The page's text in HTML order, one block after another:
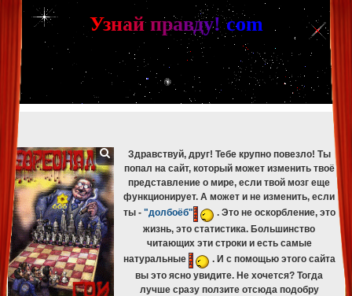
[phpBB Debug] PHP Warning : in file [ROOT]/phpbb/db/driver/mysqli.php
mysqli_fetch_assoc(): Couldn't fetch mysqli_result
[phpBB Debug] PHP Warning: in file[ROOT]/phpbb/db/driver/mysqli.php 329
mysqli_free_result(): Couldn't fetch mysqli_result
[phpBB Debug] PHP Warning
[ROOT]/phpbb/db/driver/mysqli.php on line 265
mysqli_fetch_assoc(): Couldn't fetch mysqli_result
[phpBB Debug] PHP Warning
: in file [ROOT]/phpbb/db/driver/mysqli.php on line329
mysqli_free_result(): Couldn't fetch mysqli_result
[phpBB Debug] PHP Warning: in file [ROOT]/phpbb/db/driver/mysqli.php on line 265
mysqli_fetch_assoc(): Couldn't fetch mysqli_result
[phpBB Debug] PHP Warning
[ROOT]/phpbb/db/driver/mysqli.php on line329:
mysqli_free_result(): Couldn't fetch mysqli_result
Узнай правду! com
Здравствуй, друг! Тебе крупно повезло! Ты
попал на сайт, который может изменить твоё
представление о мире, если твой мозг еще
функционирует. А может и не изменить, если
ты - "долбоёб"
. Это не оскорбление, это
жизнь, это статистика. Большинство
читающих эти строки и есть самые
натуральные
. И с помощью этого сайта
вы это ясно увидите. Не хочется? Тогда
лучше сразу ползите отсюда подобру